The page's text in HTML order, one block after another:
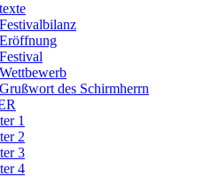
Festivalbilanz
Eröffnung
Festival
Wettbewerb
Grußwort des Schirmherrn
1
2
3
4